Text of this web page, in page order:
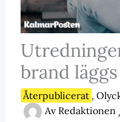
brand
Återpublicerat ,
Av Redaktionen